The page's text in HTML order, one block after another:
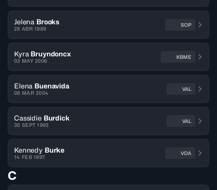
Jelena Brooks
28 ABR 1989
SOP
Kyra Bruyndoncx
03 MAY 2006
KBME
Elena Buenavida
08 MAR 2004
VAL
Cassidie Burdick
30 SEPT 1993
VAL
Kennedy Burke
14 FEB 1997
VDA
C